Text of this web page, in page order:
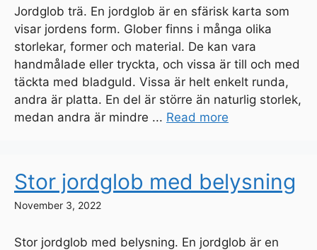
Jordglob trä. En jordglob är en sfärisk karta som
visar jordens form. Glober finns i många olika
storlekar, former och material. De kan vara
handmålade eller tryckta, och vissa är till och med
täckta med bladguld. Vissa är helt enkelt runda,
andra är platta. En del är större än naturlig storlek,
medan andra är mindre ... Read more
Stor jordglob med belysning
November 3, 2022
Stor jordglob med belysning. En jordglob är en